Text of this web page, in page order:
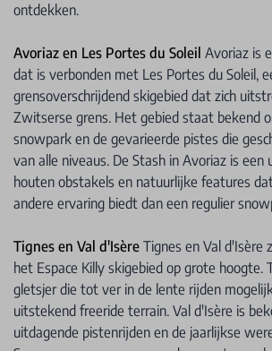
ontdekken.
Avoriaz en Les Portes du Soleil Avoriaz is
dat is verbonden met Les Portes du Soleil,
grensoverschrijdend skigebied dat zich
Zwitserse grens. Het gebied staat bekend
snowpark en de gevarieerde pistes die
van alle niveaus. De Stash in Avoriaz is
houten obstakels en natuurlijke features
andere ervaring biedt dan een regulier
Tignes en Val d'Isère Tignes en Val d'Isère
het Espace Killy skigebied op grote hoogte.
gletsjer die tot ver in de lente rijden
uitstekend freeride terrain. Val d'Isère is
uitdagende pistenrijden en de jaarlijkse